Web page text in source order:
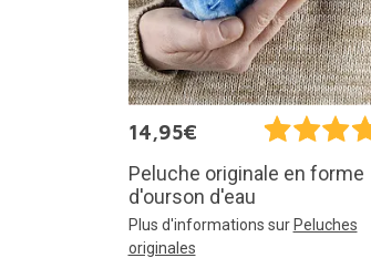
14,95€
Peluche originale en forme
d'ourson d'eau
Plus d'informations sur Peluches
originales